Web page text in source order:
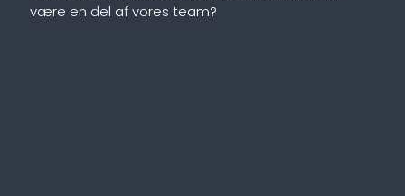
være en del af vores team?